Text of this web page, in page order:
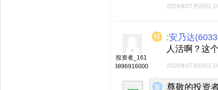
2026年07月28日
投资者_161
8896916000
:安乃达
人活啊？这
2026年07月08日
◆
◆
尊敬的投资